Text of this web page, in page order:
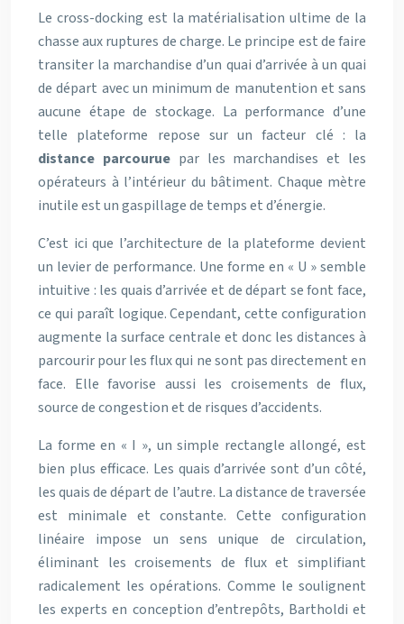
Le cross-docking est la matérialisation ultime de la
chasse aux ruptures de charge. Le principe est de faire
transiter la marchandise d’un quai d’arrivée à un quai
de départ avec un minimum de manutention et sans
aucune étape de stockage. La performance d’une
telle plateforme repose sur un facteur clé : la
distance parcouruepar les marchandises et les
opérateurs à l’intérieur du bâtiment. Chaque mètre
inutile est un gaspillage de temps et d’énergie.
C’est ici que l’architecture de la plateforme devient
un levier de performance. Une forme en « U » semble
intuitive : les quais d’arrivée et de départ se font face,
ce qui paraît logique. Cependant, cette configuration
augmente la surface centrale et donc les distances à
parcourir pour les flux qui ne sont pas directement en
face. Elle favorise aussi les croisements de flux,
source de congestion et de risques d’accidents.
La forme en « I », un simple rectangle allongé, est
bien plus efficace. Les quais d’arrivée sont d’un côté,
les quais de départ de l’autre. La distance de traversée
est minimale et constante. Cette configuration
linéaire impose un sens unique de circulation,
éliminant les croisements de flux et simplifiant
radicalement les opérations. Comme le soulignent
les experts en conception d’entrepôts, Bartholdi et